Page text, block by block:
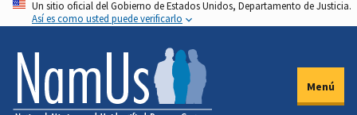
Pasar
al
contenido
principal
Un sitio oficial del Gobierno de Estados Unidos, Departamento de Justicia.
Así es como usted puede verificarlo
Menú